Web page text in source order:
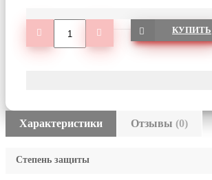
КУПИТЬ
Характеристики Отзывы (0)
Степень защиты